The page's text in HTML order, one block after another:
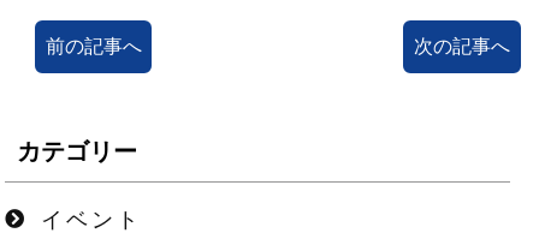
前の記事へ 次の記事へ
カテゴリー
イベント